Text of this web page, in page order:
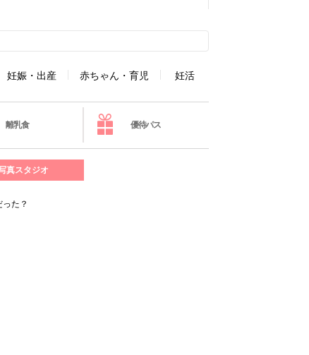
妊娠・出産 赤ちゃん・育児 妊活
離乳食 優待パス
真スタジオ
た？